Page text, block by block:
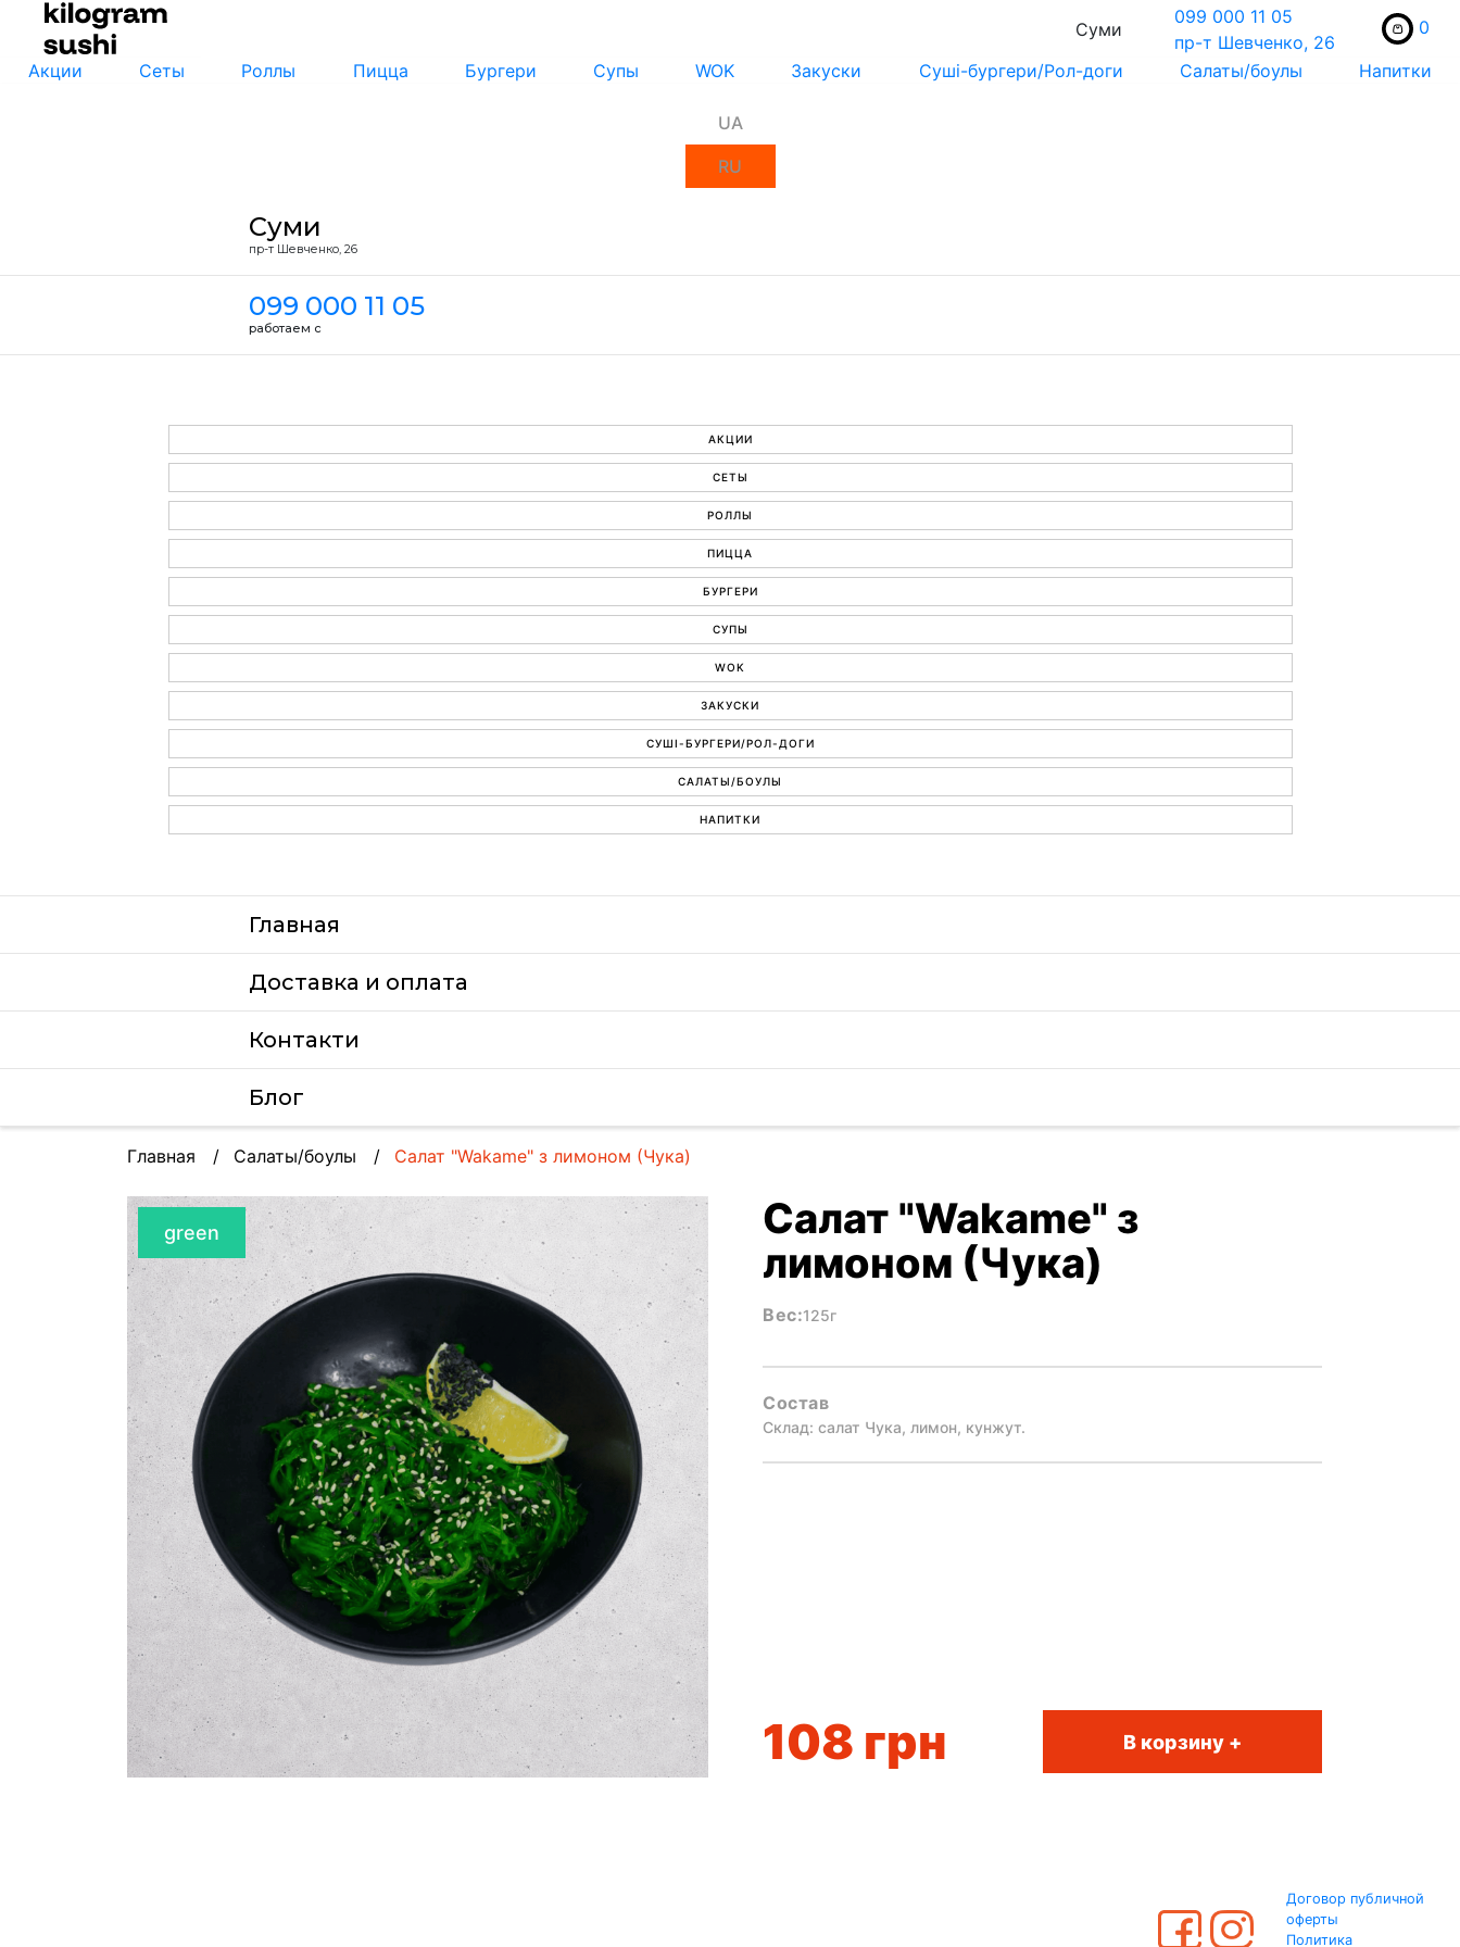
Суми
099 000 11 05
пр-т Шевченко, 26
0
Акции Сеты Роллы Пицца Бургери Супы WOK Закуски Суші-бургери/Рол-доги Салаты/боулы Напитки
UA
RU
Суми
пр-т Шевченко, 26
099 000 11 05
работаем с
АКЦИИ
СЕТЫ
РОЛЛЫ
ПИЦЦА
БУРГЕРИ
СУПЫ
WOK
ЗАКУСКИ
СУШІ-БУРГЕРИ/РОЛ-ДОГИ
САЛАТЫ/БОУЛЫ
НАПИТКИ
Главная
Доставка и оплата
Контакти
Блог
Главная Салаты/боулы Салат "Wakame" з лимоном (Чука)
green
Салат "Wakame" з
лимоном (Чука)
Вес:125г
Состав
Склад: салат Чука, лимон, кунжут.
108 грн В корзину +
Договор публичной
оферты
Политика